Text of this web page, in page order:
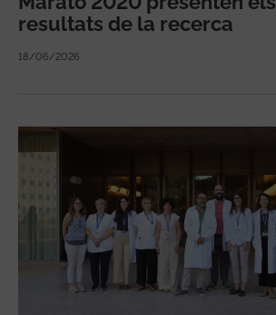
resultats de la recerca
18/06/2026